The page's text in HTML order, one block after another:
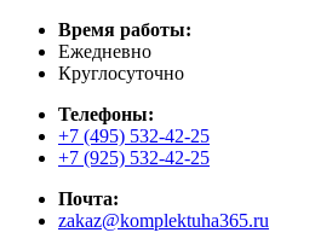
Время работы:
Ежедневно
Круглосуточно
Телефоны:
+7 (495) 532-42-25
+7 (925) 532-42-25
Почта:
zakaz@komplektuha365.ru